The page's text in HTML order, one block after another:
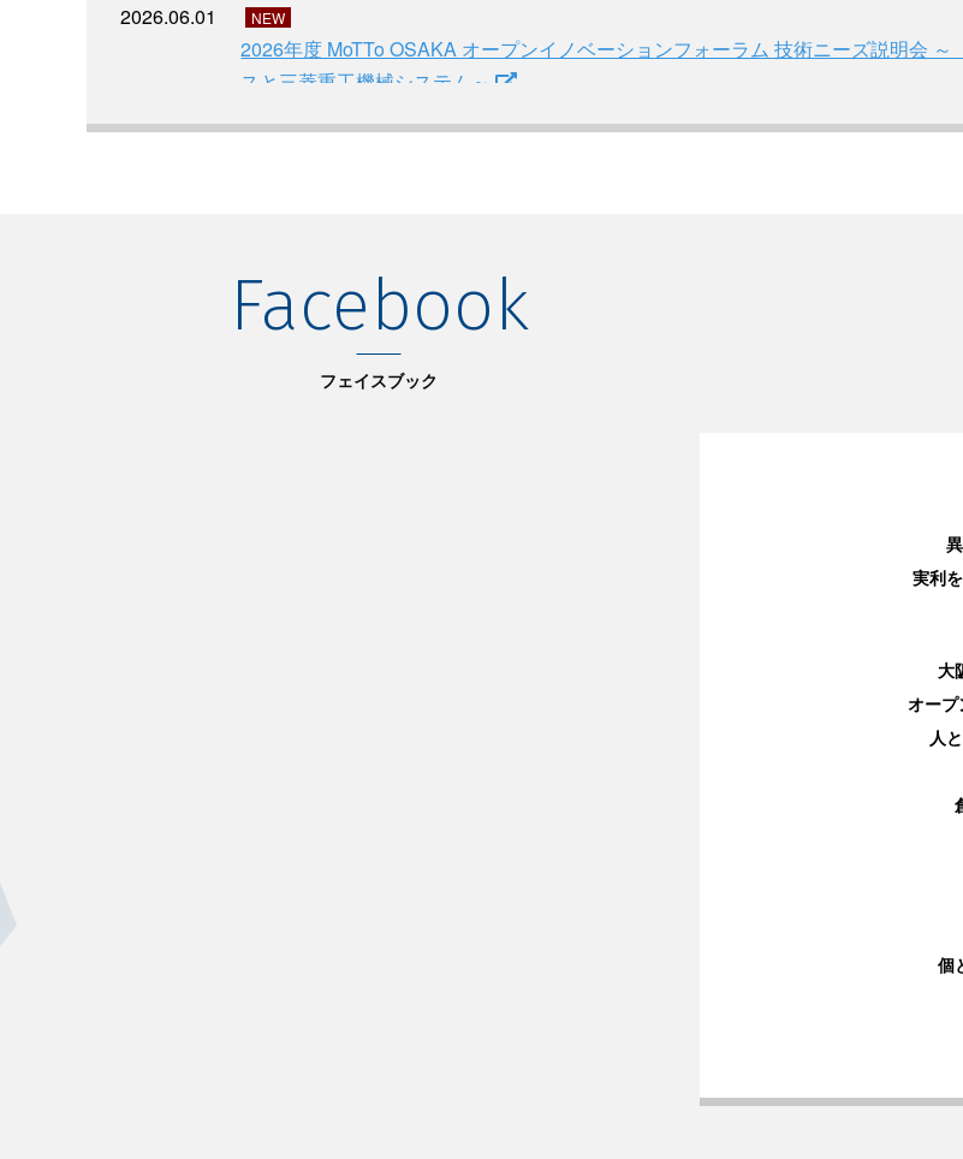
2026.06.01
NEW
2026年度 MoTTo OSAKA オープンイノベーションフォーラム 技術ニーズ説明会 ～
スと三菱重工機械システム～
2026.06.01
NEW
6/29【Xport】 第37回 会員情報交換会～あなたの会社、イノベーションの芽を摘ん
NEW
【受付中】大学発スタートアップ事業展開支援プログラム「U-START UP KANSAI
Facebook
フェイスブック
実利
大
オープ
人
個